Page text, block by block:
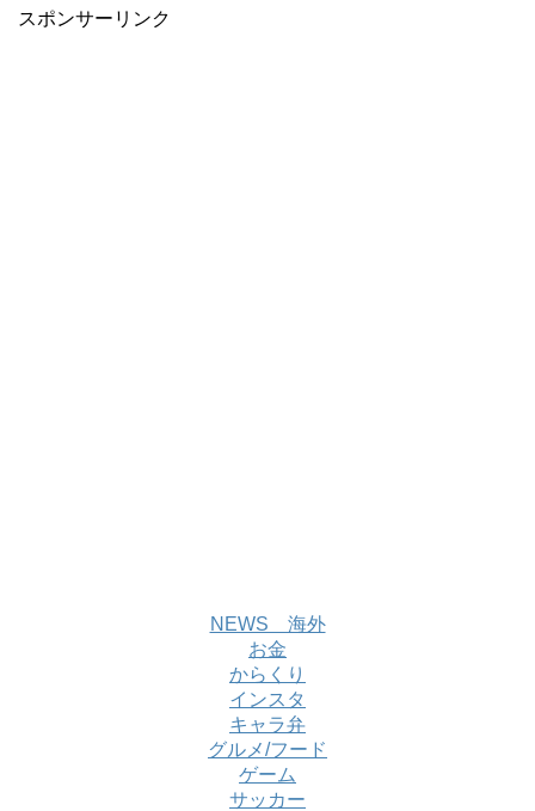
スポンサーリンク
NEWS 海外
お金
からくり
インスタ
キャラ弁
グルメ/フード
ゲーム
サッカー